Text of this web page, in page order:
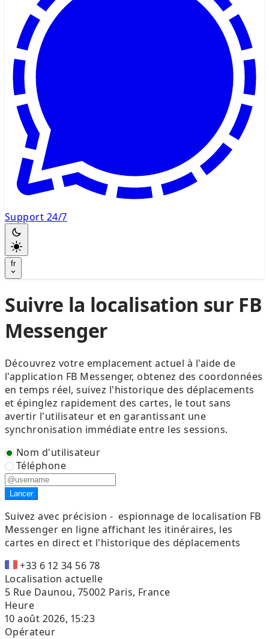
Support 24/7
fr
Suivre la localisation sur FB
Messenger
Découvrez votre emplacement actuel à l'aide de
l'application FB Messenger, obtenez des coordonnées
en temps réel, suivez l'historique des déplacements
et épinglez rapidement des cartes, le tout sans
avertir l'utilisateur et en garantissant une
synchronisation immédiate entre les sessions.
Nom d'utilisateur
Téléphone
Lancer
Suivez avec précision - espionnage de localisation FB
Messenger en ligne affichant les itinéraires, les
cartes en direct et l'historique des déplacements
+33 6 12 34 56 78
Localisation actuelle
5 Rue Daunou, 75002 Paris, France
Heure
10 août 2026, 15:23
Opérateur